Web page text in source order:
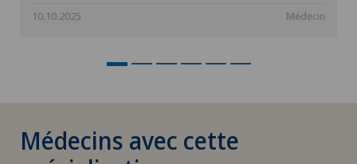
Check-up
Check-up pour femmes
Check-up pour les sportifs
10.10.2025 Médecin
Médecins avec cette